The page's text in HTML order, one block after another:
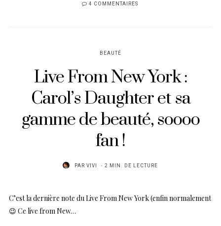
4 COMMENTAIRES
BEAUTÉ
Live From New York :
Carol’s Daughter et sa
gamme de beauté, soooo
fan !
PAR VIVI 2 MIN. DE LECTURE
C’est la dernière note du Live From New York (enfin normalement
😉 Ce live from New…